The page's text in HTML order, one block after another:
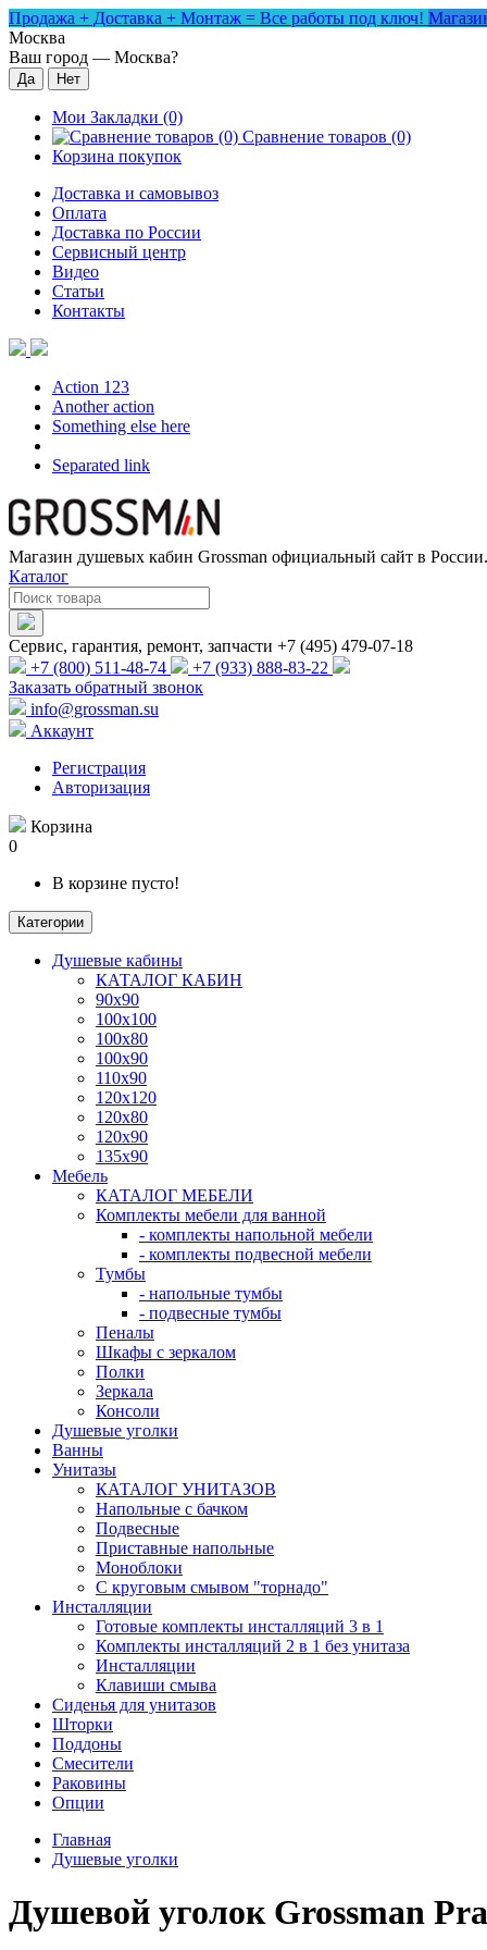
Продажа + Доставка + Монтаж = Все работы под ключ!
Москва
Ваш город — Москва?
Мои Закладки (0)
Сравнение товаров (0)
Корзина покупок
Доставка и самовывоз
Оплата
Доставка по России
Сервисный центр
Видео
Статьи
Контакты
Action 123
Another action
Something else here
Separated link
Магазин душевых кабин Grossman официальный сайт в
Каталог
Сервис, гарантия, ремонт, запчасти +7 (495) 479-07-18
+7 (800) 511-48-74
+7 (933) 888-83-22
Заказать обратный звонок
info@grossman.su
Аккаунт
Регистрация
Авторизация
Корзина
0
В корзине пусто!
Категории
Душевые кабины
КАТАЛОГ КАБИН
90x90
100x100
100x80
100x90
110x90
120x120
120x80
120x90
135x90
Мебель
КАТАЛОГ МЕБЕЛИ
Комплекты мебели для ванной
- комплекты напольной мебели
- комплекты подвесной мебели
Тумбы
- напольные тумбы
- подвесные тумбы
Пеналы
Шкафы с зеркалом
Полки
Зеркала
Консоли
Душевые уголки
Ванны
Унитазы
КАТАЛОГ УНИТАЗОВ
Напольные с бачком
Подвесные
Приставные напольные
Моноблоки
С круговым смывом "торнадо"
Инсталляции
Готовые комплекты инсталляций 3 в 1
Комплекты инсталляций 2 в 1 без унитаза
Инсталляции
Клавиши смыва
Сиденья для унитазов
Шторки
Поддоны
Смесители
Раковины
Опции
Главная
Душевые уголки
Душевой уголок Grossman